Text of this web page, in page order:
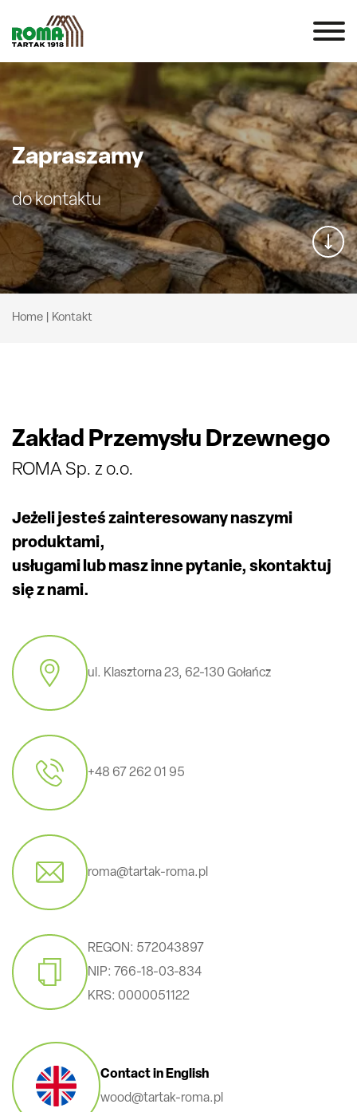
Zapraszamy
do kontaktu
Home Kontakt
Zakład Przemysłu Drzewnego
ROMA Sp. z o.o.
Jeżeli jesteś zainteresowany naszymi
produktami,
usługami lub masz inne pytanie, skontaktuj
się z nami.
ul. Klasztorna 23, 62-130 Gołańcz
+48 67 262 01 95
roma@tartak-roma.pl
REGON: 572043897
NIP: 766-18-03-834
KRS: 0000051122
Contact in English
wood@tartak-roma.pl